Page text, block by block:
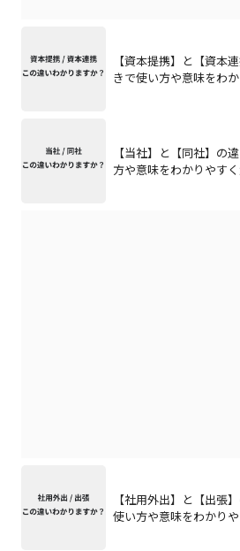
【資本提携】と【資本
きで使い方や意味をわ
【当社】と【同社】の
方や意味をわかりやす
【社用外出】と【出張
使い方や意味をわかり